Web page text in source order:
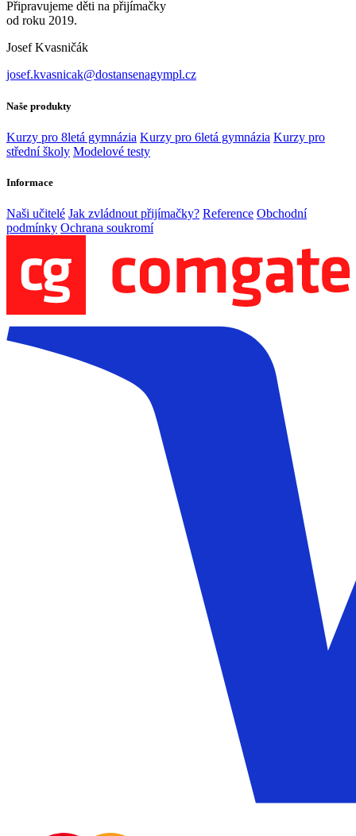
Připravujeme děti na přijímačky
od roku 2019.
Josef Kvasničák
josef.kvasnicak@dostansenagympl.cz
Naše produkty
Kurzy pro 8letá gymnázia Kurzy pro 6letá gymnázia Kurzy pro
střední školy Modelové testy
Informace
Naši učitelé Jak zvládnout přijímačky? Reference Obchodní
podmínky Ochrana soukromí